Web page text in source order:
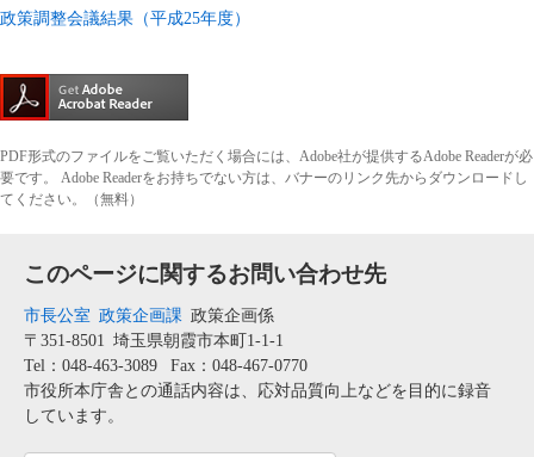
政策調整会議結果（平成25年度）
PDF形式のファイルをご覧いただく場合には、Adobe社が提供するAdobe Readerが必
要です。
Adobe Readerをお持ちでない方は、バナーのリンク先からダウンロードし
てください。（無料）
このページに関するお問い合わせ先
市長公室 政策企画課 政策企画係
〒351-8501 埼玉県朝霞市本町1-1-1
Tel：048-463-3089
Fax：048-467-0770
市役所本庁舎との通話内容は、応対品質向上などを目的に録音
しています。